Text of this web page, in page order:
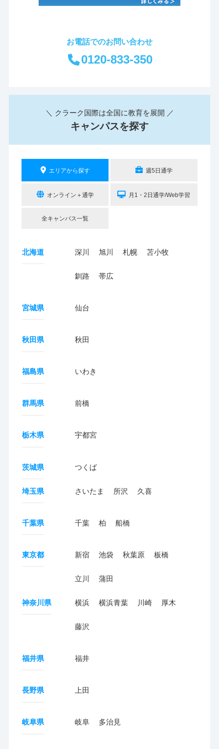
お電話でのお問い合わせ
0120-833-350
＼ クラーク国際は全国に教育を展開 ／
キャンパスを探す
エリアから探す 週5日通学
オンライン＋通学 月1・2日通学/Web学習
全キャンパス一覧
北海道 深川 旭川 札幌 苫小牧
釧路 帯広
宮城県 仙台
秋田県 秋田
福島県 いわき
群馬県 前橋
栃木県 宇都宮
茨城県 つくば
埼玉県 さいたま 所沢 久喜
千葉県 千葉 柏 船橋
東京都 新宿 池袋 秋葉原 板橋
立川 蒲田
神奈川県 横浜 横浜青葉 川崎 厚木
藤沢
福井県 福井
長野県 上田
岐阜県 岐阜 多治見